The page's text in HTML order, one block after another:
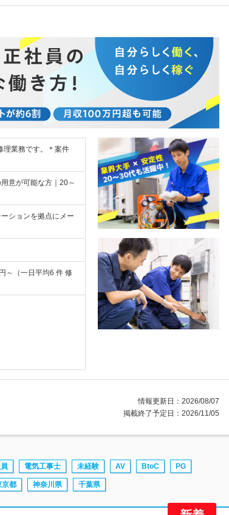
理業務です。＊案件
意が可能な方｜20～
ションを拠点にメー
～（一日平均6 件 修
情報更新日：2026/08/07
掲載終了予定日：2026/11/05
電気工事士 未経験 AV BtoC PG
京都 神奈川県 千葉県